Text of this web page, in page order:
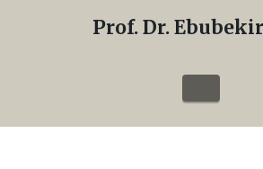
Sifil
Prof. Dr.